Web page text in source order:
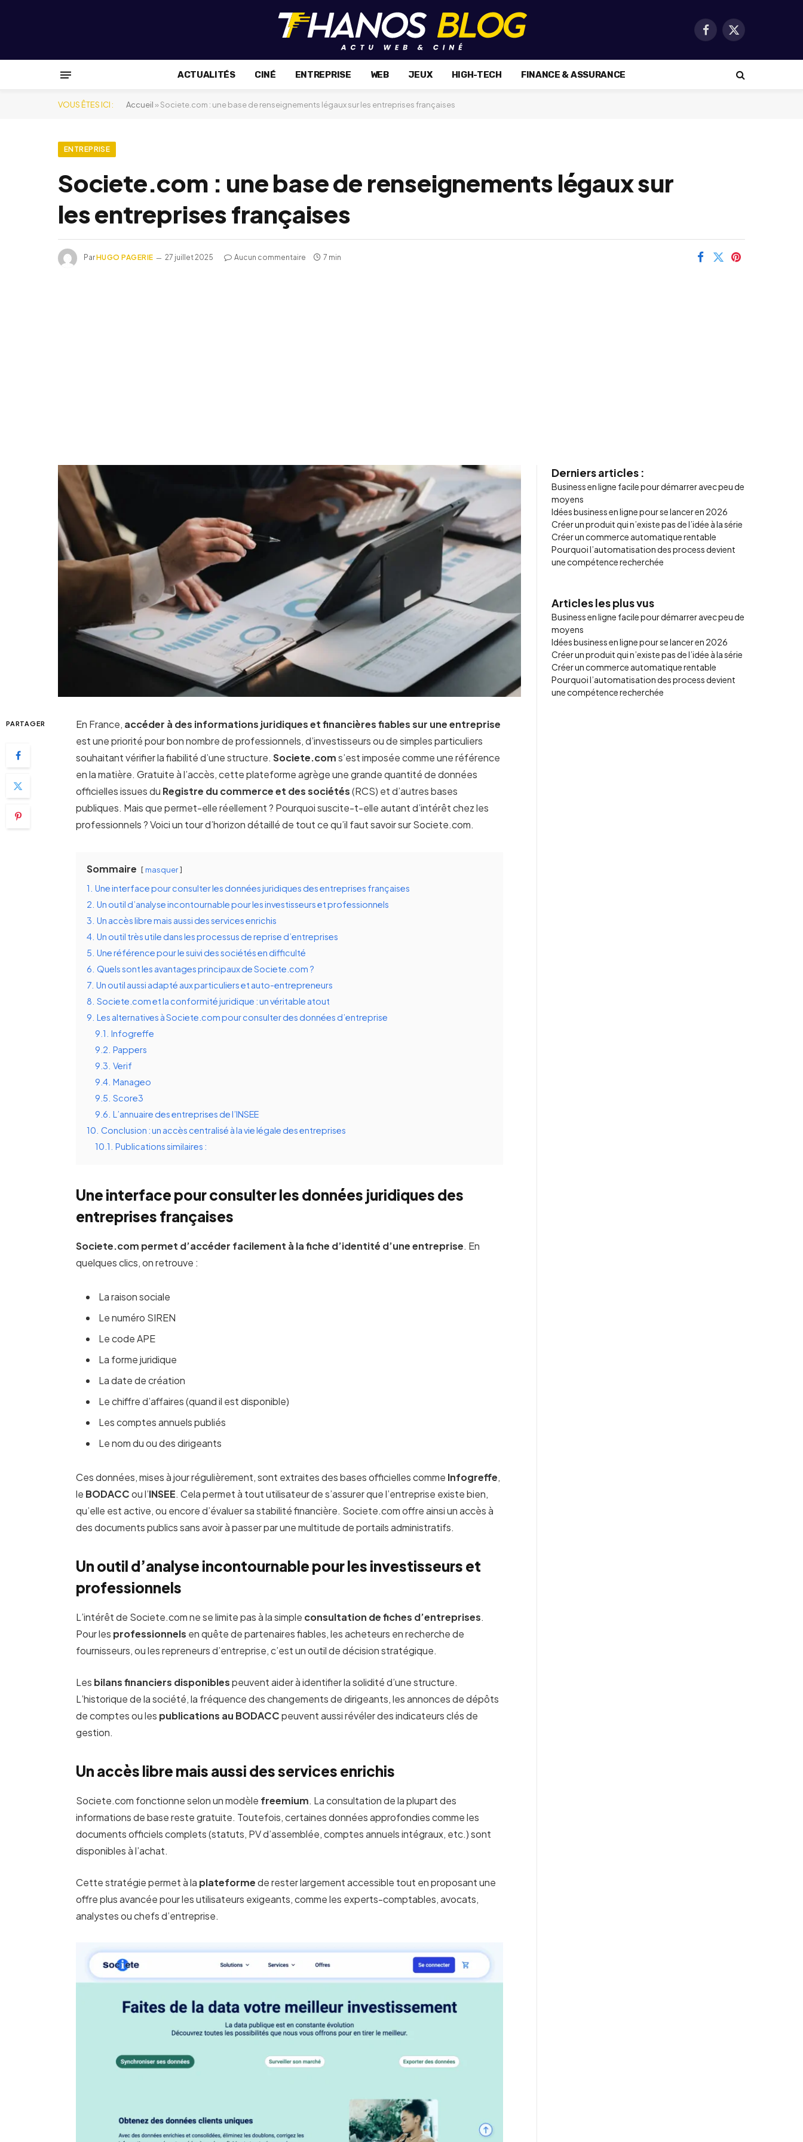
Facebook
X
ACTUALITÉS CINÉ ENTREPRISE WEB JEUX HIGH-TECH FINANCE & ASSURANCE
VOUS ÊTES ICI : Accueil »Societe.com : une base de renseignements légaux sur les entreprises françaises
ENTREPRISE
Societe.com : une base de renseignements légaux sur
les entreprises françaises
ParHUGO PAGERIE 27 juillet 2025 Aucun commentaire 7 min
PARTAGER En France, accéder à des informations juridiques et financières fiables sur une entreprise
est une priorité pour bon nombre de professionnels, d’investisseurs ou de simples particuliers
souhaitant vérifier la fiabilité d’une structure.Societe.coms’est imposée comme une référence
en la matière. Gratuite à l’accès, cette plateforme agrège une grande quantité de données
officielles issues du Registre du commerce et des sociétés(RCS) et d’autres bases
publiques. Mais que permet-elle réellement ? Pourquoi suscite-t-elle autant d’intérêt chez les
professionnels ? Voici un tour d’horizon détaillé de tout ce qu’il faut savoir sur Societe.com.
Sommaire masquer
1. Une interface pour consulter les données juridiques des entreprises françaises
2. Un outil d’analyse incontournable pour les investisseurs et professionnels
3. Un accès libre mais aussi des services enrichis
4. Un outil très utile dans les processus de reprise d’entreprises
5. Une référence pour le suivi des sociétés en difficulté
6. Quels sont les avantages principaux de Societe.com ?
7. Un outil aussi adapté aux particuliers et auto-entrepreneurs
8. Societe.com et la conformité juridique : un véritable atout
9. Les alternatives à Societe.com pour consulter des données d’entreprise
9.1. Infogreffe
9.2. Pappers
9.3. Verif
9.4. Manageo
9.5. Score3
9.6. L’annuaire des entreprises de l’INSEE
10. Conclusion : un accès centralisé à la vie légale des entreprises
10.1. Publications similaires :
Une interface pour consulter les données juridiques des
entreprises françaises
Societe.com permet d’accéder facilement à la fiche d’identité d’une entreprise. En
quelques clics, on retrouve :
La raison sociale
Le numéro SIREN
Le code APE
La forme juridique
La date de création
Le chiffre d’affaires (quand il est disponible)
Les comptes annuels publiés
Le nom du ou des dirigeants
Ces données, mises à jour régulièrement, sont extraites des bases officielles comme Infogreffe,
le BODACCou l’INSEE. Cela permet à tout utilisateur de s’assurer que l’entreprise existe bien,
qu’elle est active, ou encore d’évaluer sa stabilité financière. Societe.com offre ainsi un accès à
des documents publics sans avoir à passer par une multitude de portails administratifs.
Un outil d’analyse incontournable pour les investisseurs et
professionnels
L’intérêt de Societe.com ne se limite pas à la simple consultation de fiches d’entreprises.
Pour les professionnels en quête de partenaires fiables, les acheteurs en recherche de
fournisseurs, ou les repreneurs d’entreprise, c’est un outil de décision stratégique.
Les bilans financiers disponiblespeuvent aider à identifier la solidité d’une structure.
L’historique de la société, la fréquence des changements de dirigeants, les annonces de dépôts
de comptes ou les publications au BODACCpeuvent aussi révéler des indicateurs clés de
gestion.
Un accès libre mais aussi des services enrichis
Societe.com fonctionne selon un modèle freemium. La consultation de la plupart des
informations de base reste gratuite. Toutefois, certaines données approfondies comme les
documents officiels complets (statuts, PV d’assemblée, comptes annuels intégraux, etc.) sont
disponibles à l’achat.
Cette stratégie permet à la plateformede rester largement accessible tout en proposant une
offre plus avancée pour les utilisateurs exigeants, comme les experts-comptables, avocats,
analystes ou chefs d’entreprise.
Derniers articles :
Business en ligne facile pour démarrer avec peu de
moyens
Idées business en ligne pour se lancer en 2026
Créer un produit qui n’existe pas de l’idée à la série
Créer un commerce automatique rentable
Pourquoi l’automatisation des process devient
une compétence recherchée
Articles les plus vus
Business en ligne facile pour démarrer avec peu de
moyens
Idées business en ligne pour se lancer en 2026
Créer un produit qui n’existe pas de l’idée à la série
Créer un commerce automatique rentable
Pourquoi l’automatisation des process devient
une compétence recherchée